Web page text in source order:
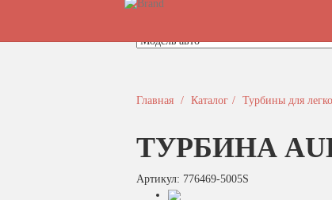
Быстрый поиск турбины
Главная
Каталог Турбины для
ТУРБИНА
Артикул: 776469-5005S